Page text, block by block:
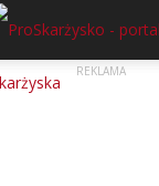
REKLAMA